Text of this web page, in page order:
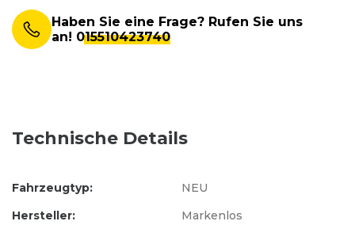
Haben Sie eine Frage? Rufen Sie uns
an! 015510423740
Technische Details
Hersteller:
Markenlos
Fahrzeugtyp: NEU